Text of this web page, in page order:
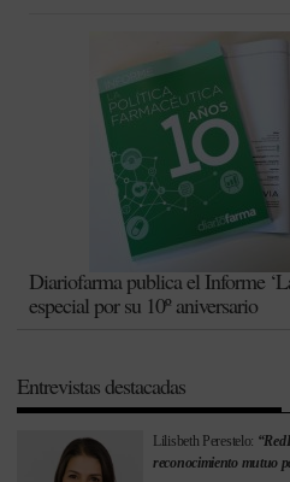
Diariofarma publica el Informe
especial por su 10º aniversario
Entrevistas destacadas
Lilisbeth Perestelo:
reconocimiento mutuo